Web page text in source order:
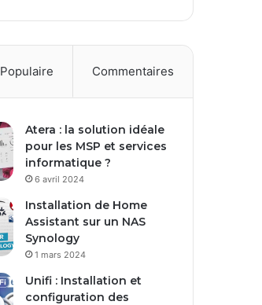
Populaire Commentaires
Atera : la solution idéale
pour les MSP et services
informatique ?
6 avril 2024
Installation de Home
Assistant sur un NAS
Synology
1 mars 2024
Unifi : Installation et
configuration des